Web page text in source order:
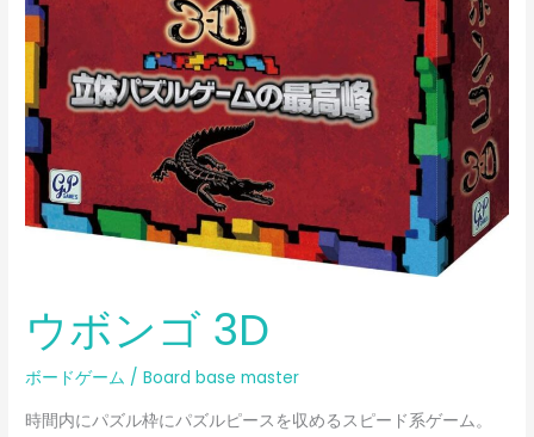
ウボンゴ 3D
ボードゲーム /Board base master
時間内にパズル枠にパズルピースを収めるスピード系ゲーム。